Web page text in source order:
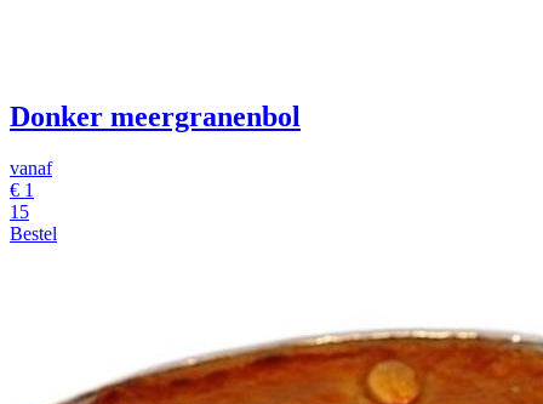
Donker meergranenbol
vanaf
€ 1
15
Bestel